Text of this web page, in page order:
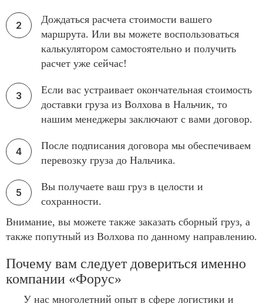
Дождаться расчета стоимости вашего
маршрута. Или вы можете воспользоваться
калькулятором самостоятельно и получить
расчет уже сейчас!
Если вас устраивает окончательная стоимость
доставки груза из Волхова в Нальчик, то
нашим менеджеры заключают с вами договор.
После подписания договора мы обеспечиваем
перевозку груза до Нальчика.
Вы получаете ваш груз в целости и
сохранности.
Внимание, вы можете также заказать сборный груз, а
также попутный из Волхова по данному направлению.
Почему вам следует довериться именно
компании «Форус»
У нас многолетний опыт в сфере логистики и